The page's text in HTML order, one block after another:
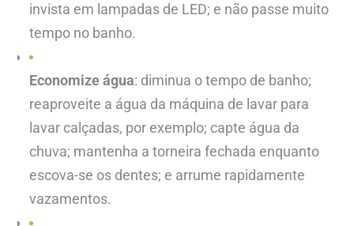
invista em lampadas de LED; e não passe muito
tempo no banho.
Economize água: diminua o tempo de banho;
reaproveite a água da máquina de lavar para
lavar calçadas, por exemplo; capte água da
chuva; mantenha a torneira fechada enquanto
escova-se os dentes; e arrume rapidamente
vazamentos.